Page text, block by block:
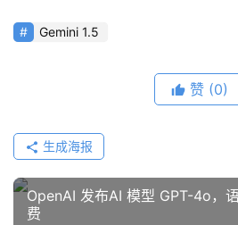
架
报
Gemini 1.5
赞 (0)
生成海报
OpenAI 发布AI 模型 GPT-4o，
费